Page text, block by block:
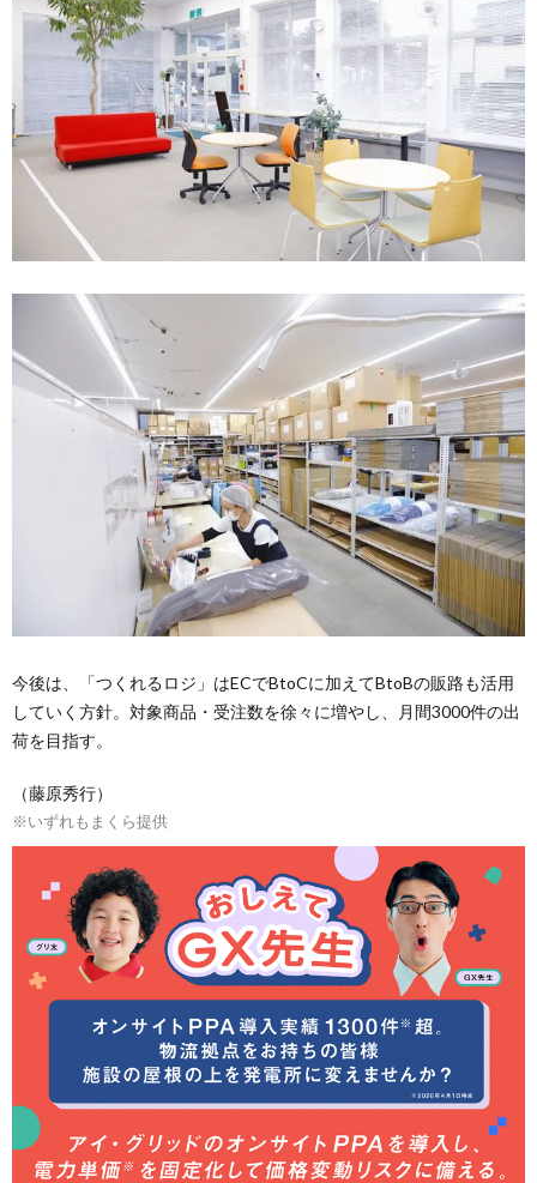
今後は、「つくれるロジ」はECでBtoCに加えてBtoBの販路も活用
していく方針。対象商品・受注数を徐々に増やし、月間3000件の出
荷を目指す。
（藤原秀行）
※いずれもまくら提供